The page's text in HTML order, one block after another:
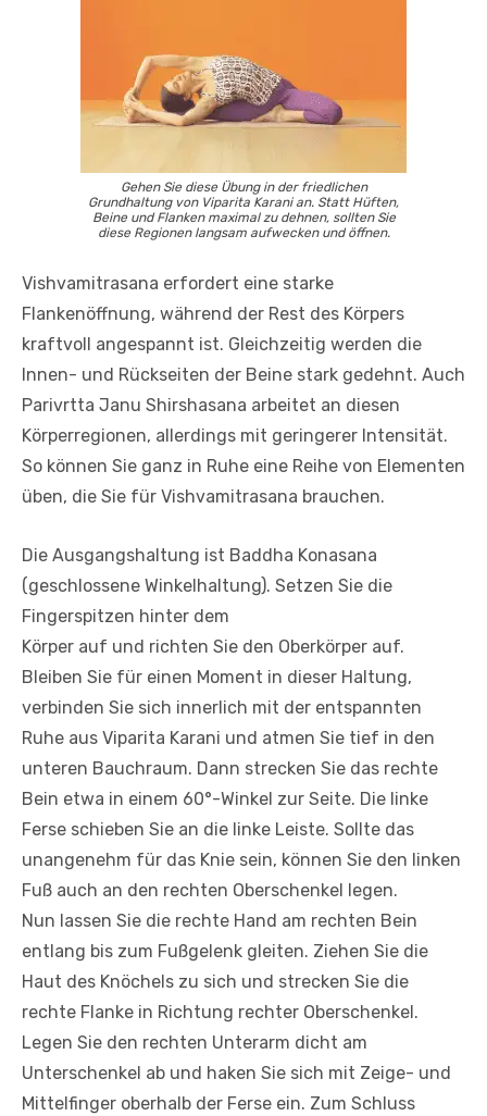
Gehen Sie diese Übung in der friedlichen
Grundhaltung von Viparita Karani an. Statt Hüften,
Beine und Flanken maximal zu dehnen, sollten Sie
diese Regionen langsam aufwecken und öffnen.
Vishvamitrasana erfordert eine starke
Flankenöffnung, während der Rest des Körpers
kraftvoll angespannt ist. Gleichzeitig werden die
Innen- und Rückseiten der Beine stark gedehnt. Auch
Parivrtta Janu Shirshasana arbeitet an diesen
Körperregionen, allerdings mit geringerer Intensität.
So können Sie ganz in Ruhe eine Reihe von Elementen
üben, die Sie für Vishvamitrasana brauchen.
Die Ausgangshaltung ist Baddha Konasana
(geschlossene Winkelhaltung). Setzen Sie die
Fingerspitzen hinter dem
Körper auf und richten Sie den Oberkörper auf.
Bleiben Sie für einen Moment in dieser Haltung,
verbinden Sie sich innerlich mit der entspannten
Ruhe aus Viparita Karani und atmen Sie tief in den
unteren Bauchraum. Dann strecken Sie das rechte
Bein etwa in einem 60°-Winkel zur Seite. Die linke
Ferse schieben Sie an die linke Leiste. Sollte das
unangenehm für das Knie sein, können Sie den linken
Fuß auch an den rechten Oberschenkel legen.
Nun lassen Sie die rechte Hand am rechten Bein
entlang bis zum Fußgelenk gleiten. Ziehen Sie die
Haut des Knöchels zu sich und strecken Sie die
rechte Flanke in Richtung rechter Oberschenkel.
Legen Sie den rechten Unterarm dicht am
Unterschenkel ab und haken Sie sich mit Zeige- und
Mittelfinger oberhalb der Ferse ein. Zum Schluss